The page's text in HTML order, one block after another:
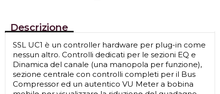
Descrizione
SSL UC1 è un controller hardware per plug-in come
nessun altro. Controlli dedicati per le sezioni EQ e
Dinamica del canale (una manopola per funzione),
sezione centrale con controlli completi per il Bus
Compressor ed un autentico VU Meter a bobina